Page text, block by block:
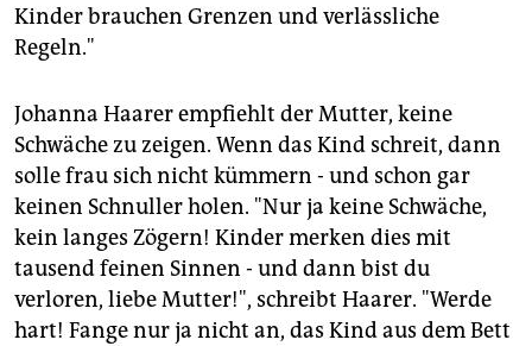
Kinder brauchen Grenzen und verlässliche
Regeln."
Johanna Haarer empfiehlt der Mutter, keine
Schwäche zu zeigen. Wenn das Kind schreit, dann
solle frau sich nicht kümmern - und schon gar
keinen Schnuller holen. "Nur ja keine Schwäche,
kein langes Zögern! Kinder merken dies mit
tausend feinen Sinnen - und dann bist du
verloren, liebe Mutter!", schreibt Haarer. "Werde
hart! Fange nur ja nicht an, das Kind aus dem Bett